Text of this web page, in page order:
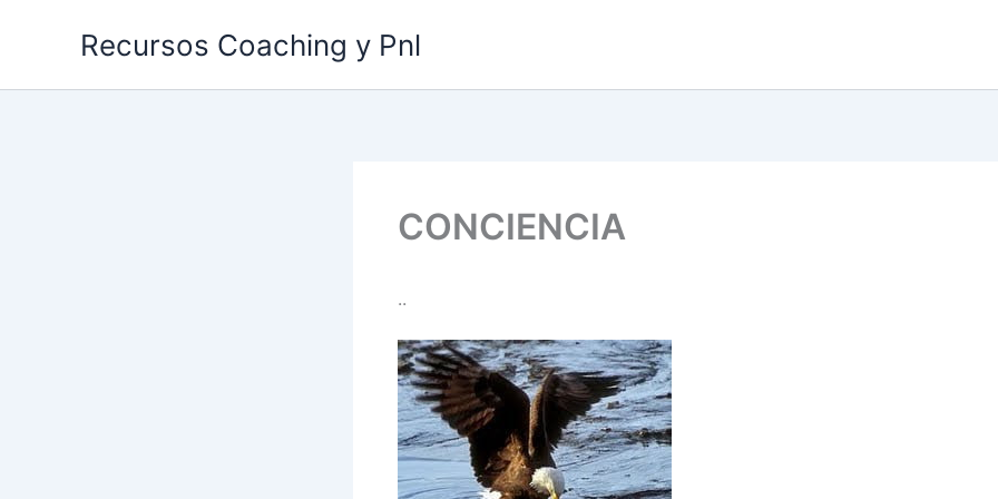
Recursos Coaching y Pnl
CONCIENCIA
..